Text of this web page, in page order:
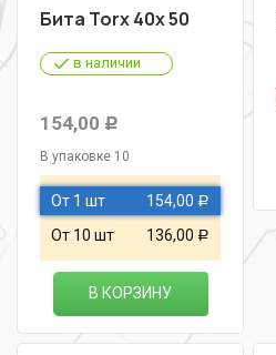
Бита Torx 40х 50
в наличии
154,00 Р
В упаковке 10
От 1 шт 154,00 Р
От 10 шт 136,00 Р
В КОРЗИНУ